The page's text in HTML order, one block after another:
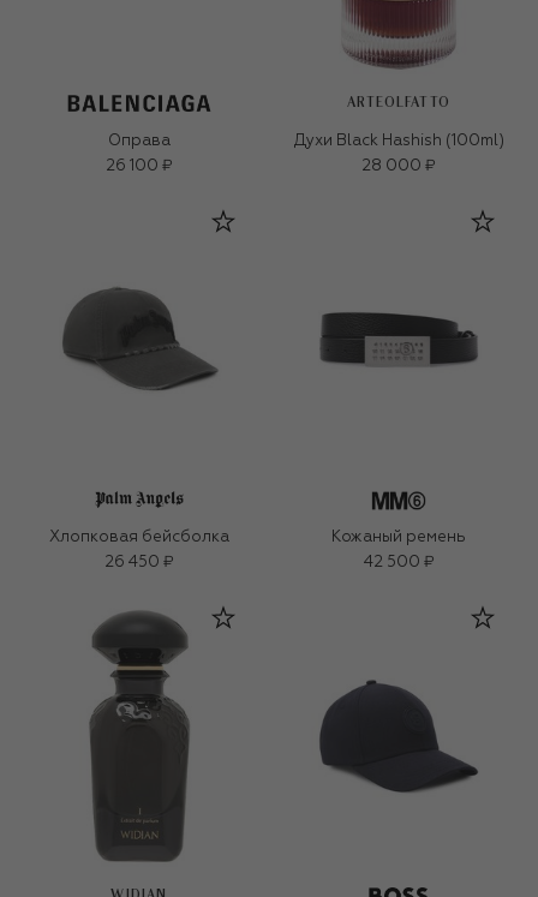
Оправа
26 100 ₽
ARTEOLFATTO
Духи Black Hashish (100ml)
28 000 ₽
Хлопковая бейсболка
26 450 ₽
Кожаный ремень
42 500 ₽